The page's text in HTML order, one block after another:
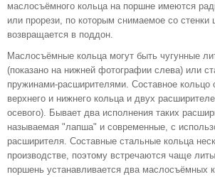
маслосъёмного кольца на поршне имеются
или прорези, по которым снимаемое со стенки
возвращается в поддон.
Маслосъёмные кольца могут быть чугунные
(показано на нижней фотографии слева) или
пружинами-расширителями. Составное кольцо
верхнего и нижнего кольца и двух
осевого). Бывает два исполнения таких
называемая "лапша" и современные, с
расширителя. Составные стальные кольца
производстве, поэтому встречаются чаще
поршень устанавливается два маслосъёмных